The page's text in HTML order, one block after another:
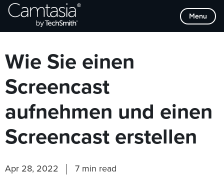
Direkt
zum
Menu
Browse Categories
Wie Sie einen
Screencast
aufnehmen und einen
Screencast erstellen
Apr 28, 2022 7 min read